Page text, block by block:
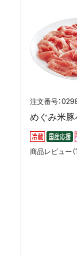
めぐみ米
商品レビュー（1